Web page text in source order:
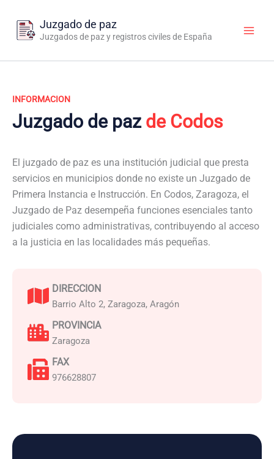
contenido
Juzgado de paz
Juzgados de paz y registros civiles de España
INFORMACION
Juzgado de paz de Codos
El juzgado de paz es una institución judicial que presta
servicios en municipios donde no existe un Juzgado de
Primera Instancia e Instrucción. En Codos, Zaragoza, el
Juzgado de Paz desempeña funciones esenciales tanto
judiciales como administrativas, contribuyendo al acceso
a la justicia en las localidades más pequeñas.
DIRECCION
Barrio Alto 2, Zaragoza, Aragón
PROVINCIA
Zaragoza
FAX
976628807